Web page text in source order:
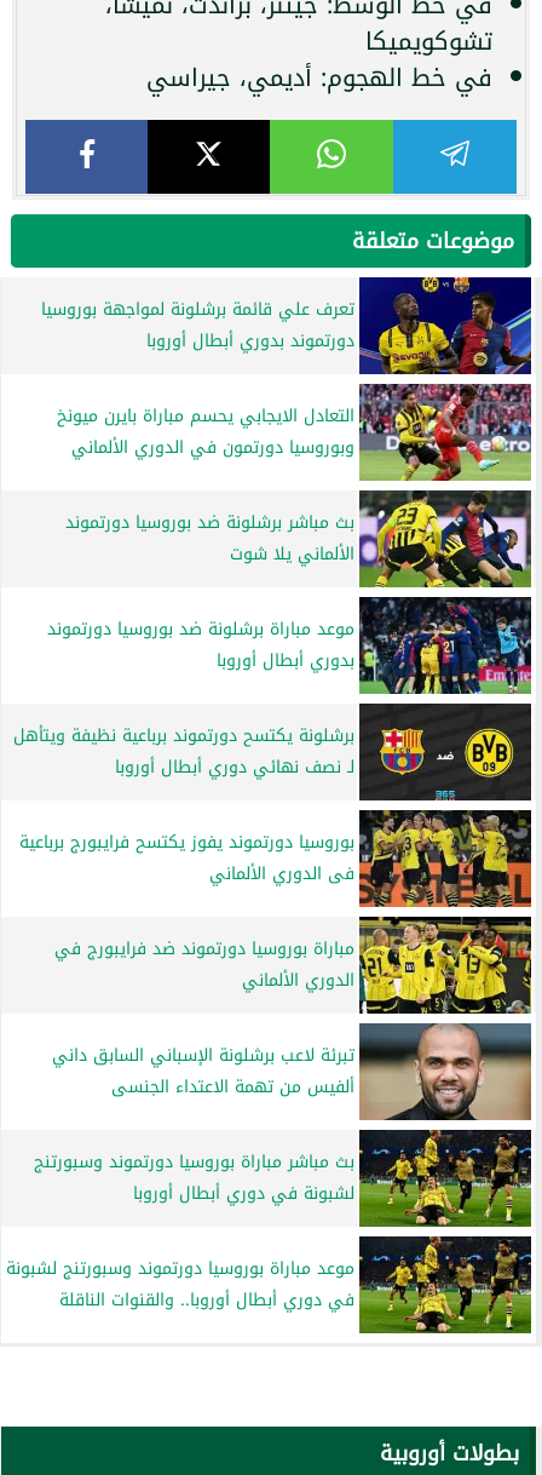
تشوكويميكا
في خط الهجوم: أديمي، جيراسي
موضوعات متعلقة
تعرف علي قائمة برشلونة لمواجهة بوروسيا
دورتموند بدوري أبطال أوروبا
التعادل الايجابي يحسم مباراة بايرن ميونخ
وبوروسيا دورتمون في الدوري الألماني
بث مباشر برشلونة ضد بوروسيا دورتموند
الألماني يلا شوت
موعد مباراة برشلونة ضد بوروسيا دورتموند
بدوري أبطال أوروبا
برشلونة يكتسح دورتموند برباعية نظيفة ويتأهل
لـ نصف نهائي دوري أبطال أوروبا
بوروسيا دورتموند يفوز يكتسح فرايبورج برباعية
فى الدوري الألماني
مباراة بوروسيا دورتموند ضد فرايبورج في
الدوري الألماني
تبرئة لاعب برشلونة الإسباني السابق داني
ألفيس من تهمة الاعتداء الجنسى
بث مباشر مباراة بوروسيا دورتموند وسبورتنج
لشبونة في دوري أبطال أوروبا
موعد مباراة بوروسيا دورتموند وسبورتنج لشبونة
في دوري أبطال أوروبا.. والقنوات الناقلة
بطولات أوروبية